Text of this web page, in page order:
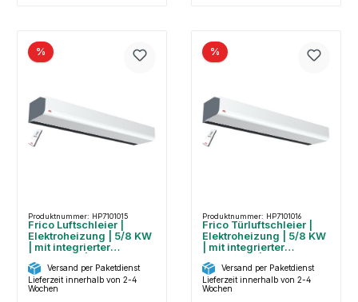
%
Produktnummer: HP7101015
Frico Luftschleier |
Elektroheizung | 5/8 KW
| mit integrierter
PA2210CE08
Versand per Paketdienst
Lieferzeit innerhalb von 2-4
Wochen
%
Produktnummer: HP7101016
Frico Türluftschleier |
Elektroheizung | 5/8 KW
| mit integrierter
PA3210CE08
Versand per Paketdienst
Lieferzeit innerhalb von 2-4
Wochen